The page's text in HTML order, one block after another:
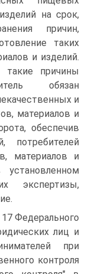
на срок,
причин,
таких
и изделий.
такие причины
обязан
и
материалов и
обеспечив
потребителей
материалов и
установленном
экспертизы,
Федерального
лиц и
при
контроля